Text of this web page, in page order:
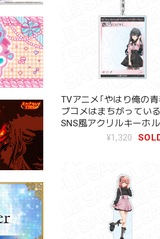
TVアニメ｢やはり俺の青
ブコメはまちがってい
SNS風アクリルキーホ
雪ノ下雪乃 サブカルフ
¥1,320